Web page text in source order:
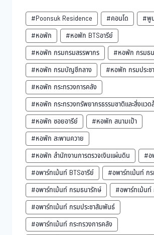
#Poonsuk Residence #คอนโด
#พู
#หอพัก
#หอพัก BTSอารีย์
#หอพัก กรมกรมสรรพากร
#หอพัก กรมธ
#หอพัก กรมบัญชีกลาง
#หอพัก กรมประ
#หอพัก กระทรวงการคลัง
#หอพัก กระทรวงทรัพยากรธรรมชาติและสิ่งแวด
#หอพัก ซอยอารีย์
#หอพัก สนามเป้า
#หอพัก สะพานควาย
#หอพัก สำนักงานการตรวจเงินแผ่นดิน
#อ
#อพาร์ทเม้นท์ BTSอารีย์
#อพาร์ทเม้นท์ ก
#อพาร์ทเม้นท์ กรมธนารักษ์
#อพาร์ทเม้น
#อพาร์ทเม้นท์ กรมประชาสัมพันธ์
#อพาร์ทเม้นท์ กระทรวงการคลัง